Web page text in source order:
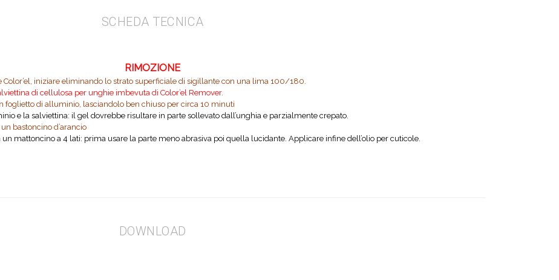
SCHEDA TECNICA
RIMOZIONE
iniziare eliminando lo strato superficiale di sigillante con una lima 100/180.
di cellulosa per unghie imbevuta di Color’el Remover.
foglietto di alluminio, lasciandolo ben chiuso per circa 10 minuti
e la salviettina: il gel dovrebbe risultare in parte sollevato dall’unghia e parzialmente crepato.
bastoncino d’arancio
mattoncino a 4 lati: prima usare la parte meno abrasiva poi quella lucidante. Applicare infine dell’olio per cuticole.
DOWNLOAD